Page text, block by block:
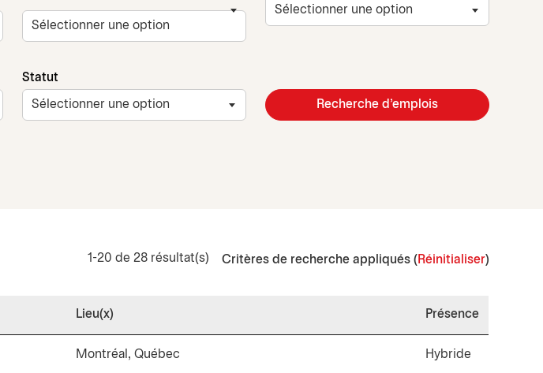
Statut
Recherche d’emplois
1-20 de 28 résultat(s) Critères de recherche appliqués ( Réinitialiser)
Lieu(x) Présence
Montréal, Québec Hybride